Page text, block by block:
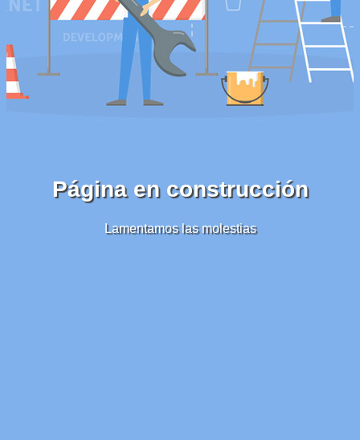
Página en construcción
Lamentamos las molestias